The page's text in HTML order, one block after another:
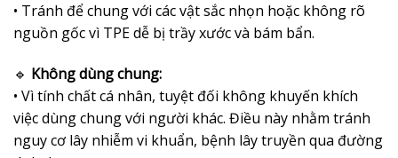
• Tránh để chung với các vật sắc nhọn hoặc không rõ
nguồn gốc vì TPE dễ bị trầy xước và bám bẩn.
🔹 Không dùng chung:
• Vì tính chất cá nhân, tuyệt đối không khuyến khích
việc dùng chung với người khác. Điều này nhằm tránh
nguy cơ lây nhiễm vi khuẩn, bệnh lây truyền qua đường